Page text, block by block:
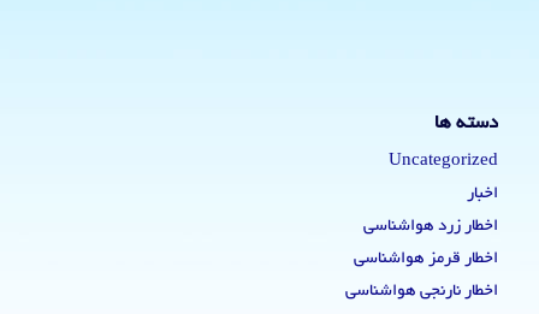
دسته ها
Uncategorized
اخبار
اخطار زرد هواشناسی
اخطار قرمز هواشناسی
اخطار نارنجی هواشناسی